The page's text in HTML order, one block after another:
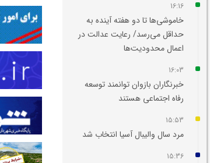
16:16
خاموشی‌ها تا دو هفته آینده به
حداقل می‌رسد/ رعایت عدالت در
اعمال محدودیت‌ها
16:03
خبرنگاران بازوان توانمند توسعه
رفاه اجتماعی هستند
15:53
مرد سال والیبال آسیا انتخاب شد
15:36